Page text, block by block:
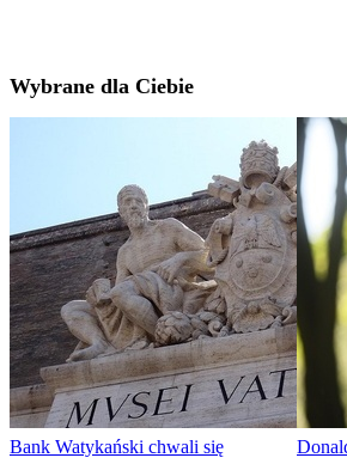
Wybrane dla Ciebie
Bank Watykański chwali się